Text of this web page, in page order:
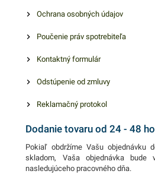
Ochrana osobných údajov
Poučenie práv spotrebiteľa
Kontaktný formulár
Odstúpenie od zmluvy
Reklamačný protokol
Dodanie tovaru od 24 - 48
Pokiaľ obdržíme Vašu objednávku
skladom, Vaša objednávka bude
nasledujúceho pracovného dňa.